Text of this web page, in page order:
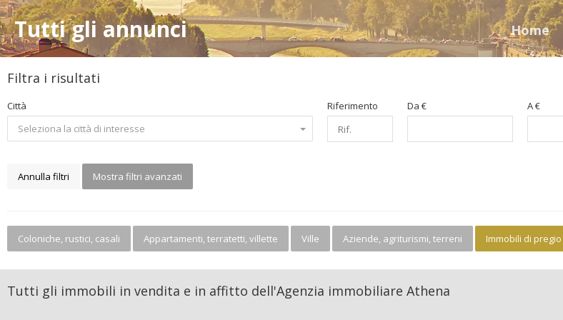
Home
Tutti gli annunci
Filtra i risultati
Città
Seleziona la città di interesse
Riferimento Da € A €
Annulla filtri Mostra filtri avanzati
Coloniche, rustici, casali Appartamenti, terratetti, villette Ville Aziende, agriturismi, terreni Immobili di pregio
Tutti gli immobili in vendita e in affitto dell'Agenzia immobiliare Athena